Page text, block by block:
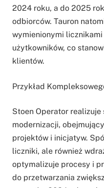
2024 roku, a do 2025
odbiorców. Tauron
wymienionymi licznikami
użytkowników, co
klientów.
Przykład
Stoen Operator
modernizacji,
projektów i inicjatyw.
liczniki, ale również
optymalizuje procesy i
do przetwarzania